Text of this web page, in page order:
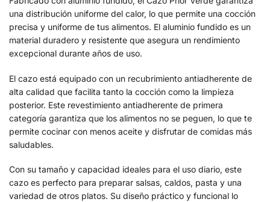
una distribución uniforme del calor, lo que permite una cocción
precisa y uniforme de tus alimentos. El aluminio fundido es un
material duradero y resistente que asegura un rendimiento
excepcional durante años de uso.
El cazo está equipado con un recubrimiento antiadherente de
alta calidad que facilita tanto la cocción como la limpieza
posterior. Este revestimiento antiadherente de primera
categoría garantiza que los alimentos no se peguen, lo que te
permite cocinar con menos aceite y disfrutar de comidas más
saludables.
Con su tamaño y capacidad ideales para el uso diario, este
cazo es perfecto para preparar salsas, caldos, pasta y una
variedad de otros platos. Su diseño práctico y funcional lo